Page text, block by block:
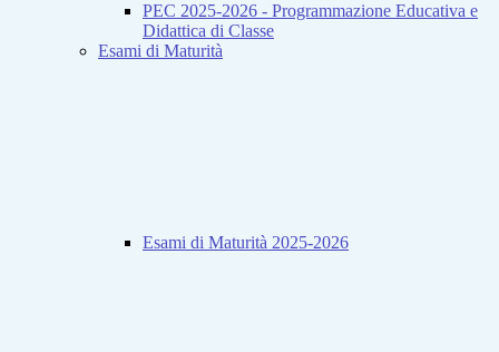
PEC 2025-2026 - Programmazione Educativa e
Didattica di Classe
Esami di Maturità
Esami di Maturità 2025-2026